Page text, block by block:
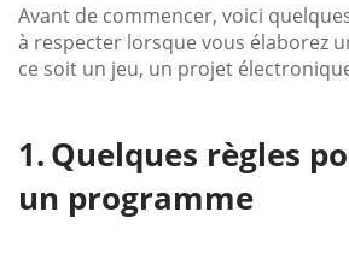
Avant de commencer, voici
à respecter lorsque vous élaborez
ce soit un jeu, un projet
Quelques règles
un programme